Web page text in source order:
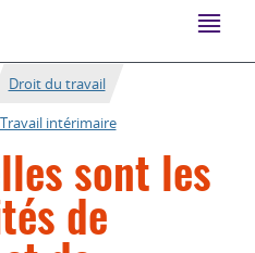
Droit du travail
intérimaire
sont les
de